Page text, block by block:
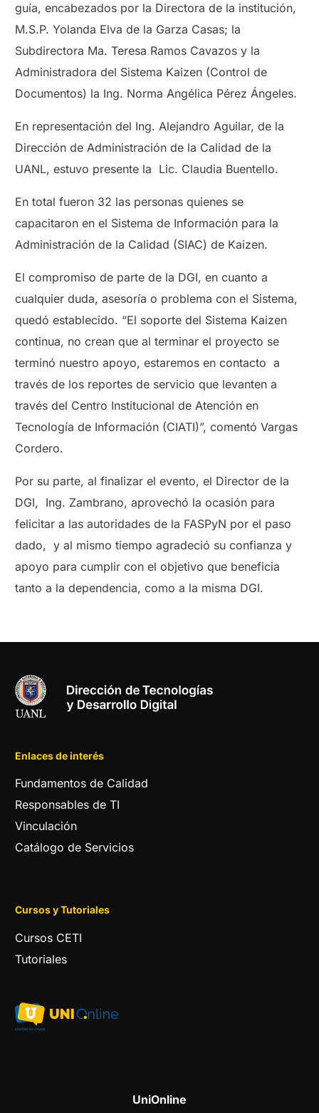
guía, encabezados por la Directora de la institución,
M.S.P. Yolanda Elva de la Garza Casas; la
Subdirectora Ma. Teresa Ramos Cavazos y la
Administradora del Sistema Kaizen (Control de
Documentos) la Ing. Norma Angélica Pérez Ángeles.
En representación del Ing. Alejandro Aguilar, de la
Dirección de Administración de la Calidad de la
UANL, estuvo presente la Lic. Claudia Buentello.
En total fueron 32 las personas quienes se
capacitaron en el Sistema de Información para la
Administración de la Calidad (SIAC) de Kaizen.
El compromiso de parte de la DGI, en cuanto a
cualquier duda, asesoría o problema con el Sistema,
quedó establecido. “El soporte del Sistema Kaizen
continua, no crean que al terminar el proyecto se
terminó nuestro apoyo, estaremos en contacto a
través de los reportes de servicio que levanten a
través del Centro Institucional de Atención en
Tecnología de Información (CIATI)”, comentó Vargas
Cordero.
Por su parte, al finalizar el evento, el Director de la
DGI, Ing. Zambrano, aprovechó la ocasión para
felicitar a las autoridades de la FASPyN por el paso
dado, y al mismo tiempo agradeció su confianza y
apoyo para cumplir con el objetivo que beneficia
tanto a la dependencia, como a la misma DGI.
Enlaces de interés
Fundamentos de Calidad
Responsables de TI
Vinculación
Catálogo de Servicios
Cursos y Tutoriales
Cursos CETI
Tutoriales
UniOnline